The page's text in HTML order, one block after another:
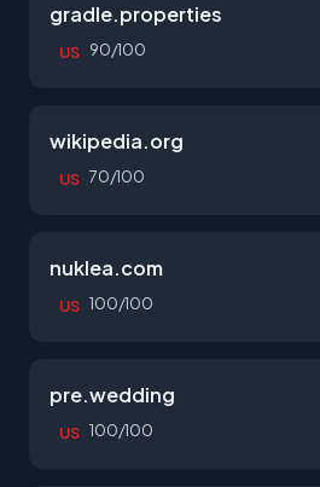
gradle.properties
US 90/100
wikipedia.org
US 70/100
nuklea.com
US 100/100
pre.wedding
US 100/100